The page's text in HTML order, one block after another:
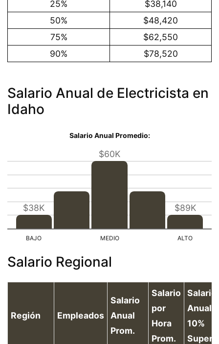
25%
$38,140
50%
$48,420
75%
$62,550
90%
$78,520
Salario Anual de Electricista en
Idaho
Salario Anual Promedio:
$38K
$60K
$89K
Salario Regional
Región Empleados
Salario
Anual
Prom.
Salario
por
Hora
Prom.
Salario
Anual
10%